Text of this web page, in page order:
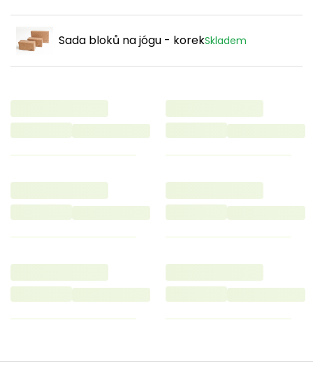
Sada bloků na jógu - korekSkladem